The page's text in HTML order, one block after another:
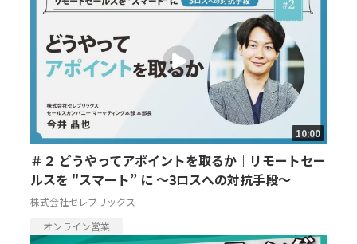
10:00
＃２ どうやってアポイントを取るか｜リモートセー
ルスを "スマート” に ～3ロスへの対抗手段～
株式会社セレブリックス
オンライン営業